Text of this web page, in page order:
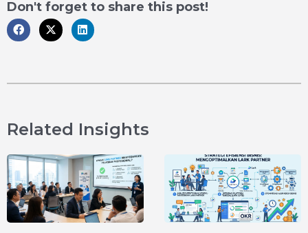
Don't forget to share this post!
Related Insights